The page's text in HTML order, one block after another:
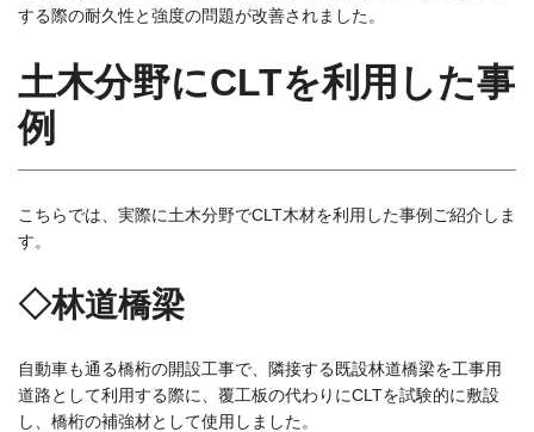
する際の耐久性と強度の問題が改善されました。
土木分野にCLTを利用した事
例
こちらでは、実際に土木分野でCLT木材を利用した事例ご紹介しま
す。
◇林道橋梁
自動車も通る橋桁の開設工事で、隣接する既設林道橋梁を工事用
道路として利用する際に、覆工板の代わりにCLTを試験的に敷設
し、橋桁の補強材として使用しました。